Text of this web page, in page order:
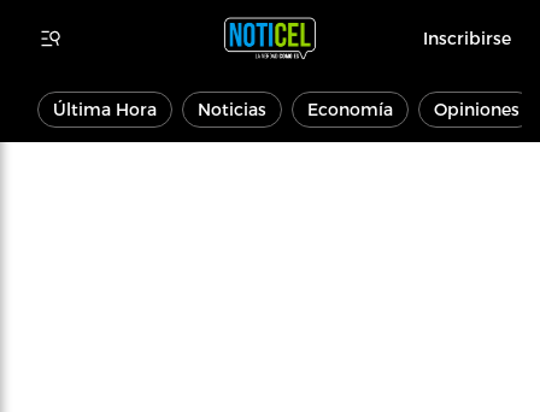
Inscribirse
Última Hora Noticias Economía Opiniones